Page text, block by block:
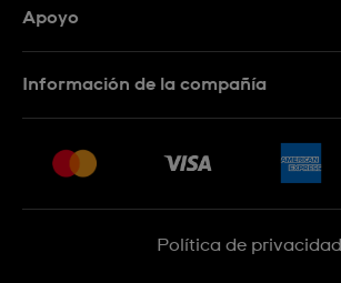
Apoyo
Información de la compañía
Empleo
Sitemap
Política de privacidad